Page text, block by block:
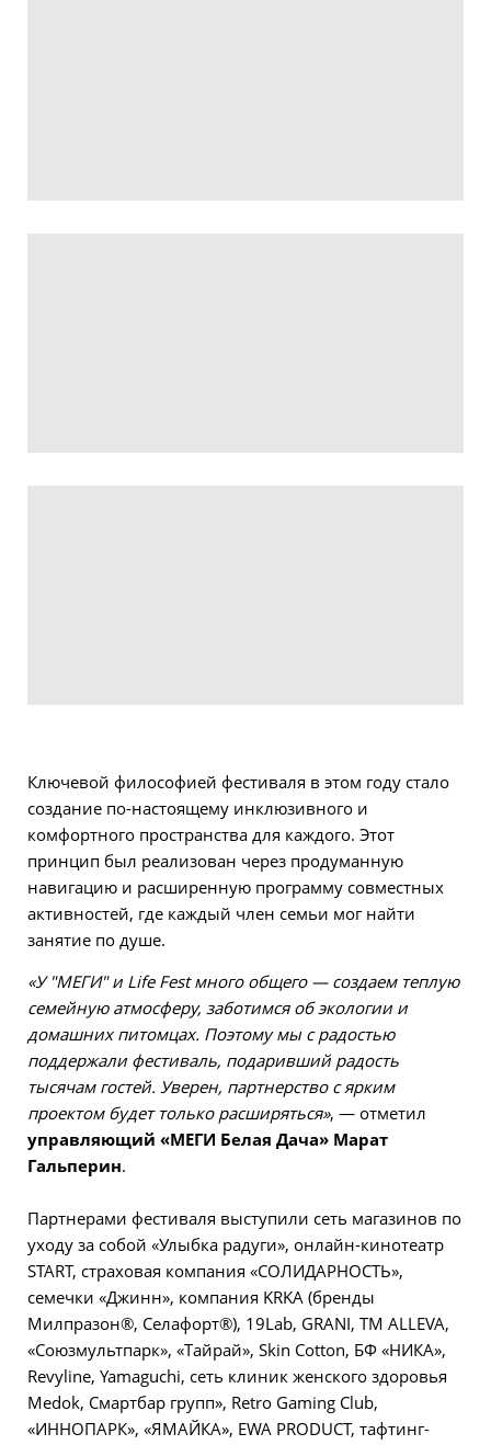
Ключевой философией фестиваля в этом году стало
создание по-настоящему инклюзивного и
комфортного пространства для каждого. Этот
принцип был реализован через продуманную
навигацию и расширенную программу совместных
активностей, где каждый член семьи мог найти
занятие по душе.
«У "МЕГИ" и Life Fest много общего — создаем теплую
семейную атмосферу, заботимся об экологии и
домашних питомцах. Поэтому мы с радостью
поддержали фестиваль, подаривший радость
тысячам гостей. Уверен, партнерство с ярким
проектом будет только расширяться», — отметил
управляющий «МЕГИ Белая Дача» Марат
Гальперин.
Партнерами фестиваля выступили сеть магазинов по
уходу за собой «Улыбка радуги», онлайн-кинотеатр
START, страховая компания «СОЛИДАРНОСТЬ»,
семечки «Джинн», компания KRKA (бренды
Милпразон®, Селафорт®), 19Lab, GRANI, TM ALLEVA,
«Союзмультпарк», «Тайрай», Skin Cotton, БФ «НИКА»,
Revyline, Yamaguchi, сеть клиник женского здоровья
Medok, Смартбар групп», Retro Gaming Club,
«ИННОПАРК», «ЯМАЙКА», EWA PRODUCT, тафтинг-